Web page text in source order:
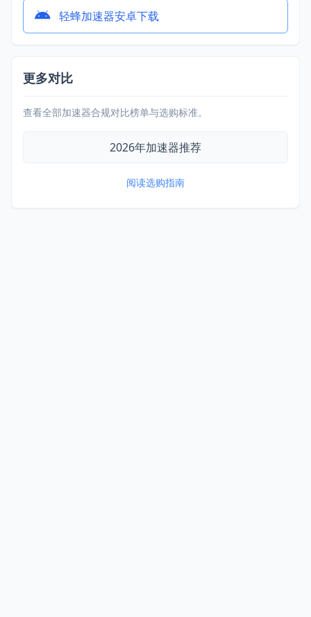
轻蜂加速器安卓下载
更多对比
查看全部加速器合规对比榜单与选购标准。
2026年加速器推荐
阅读选购指南